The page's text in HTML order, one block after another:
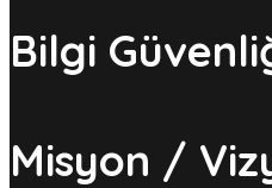
Bilgi
Misyon /